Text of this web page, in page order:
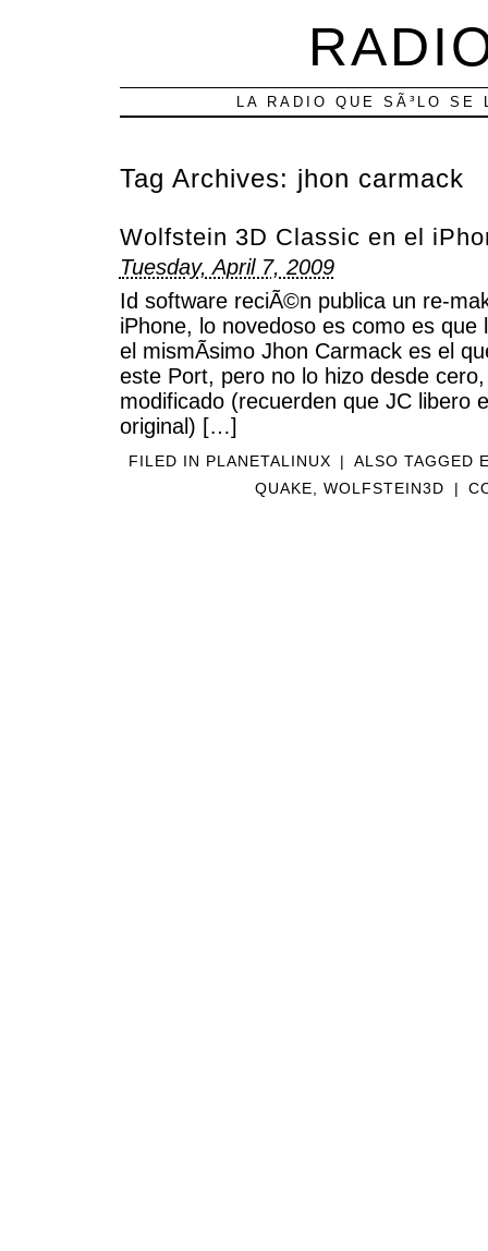
LA RADIO QUE SÃ³LO
Tag Archives: jhon carmack
Wolfstein 3D Classic en el
Tuesday, April 7, 2009
Id software reciÃ©n publica un re-
iPhone, lo novedoso es como es que
el mismÃ­simo Jhon Carmack es el
este Port, pero no lo hizo desde
modificado (recuerden que JC libero
original) […]
FILED IN PLANETALINUX | ALSO TAGGED
QUAKE ,WOLFSTEIN3D |